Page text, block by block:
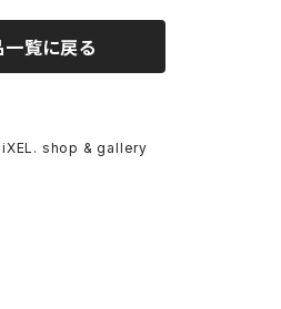
一覧に戻る
shop & gallery